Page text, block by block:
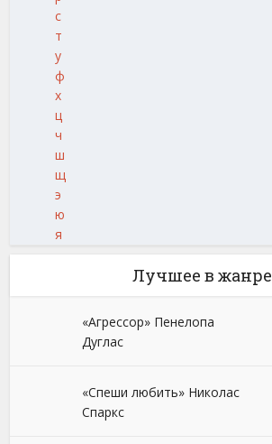
с
т
у
ф
х
ц
ч
ш
щ
э
ю
я
Лучшее в жанре
«Агрессор» Пенелопа
Дуглас
«Спеши любить» Николас
Спаркс